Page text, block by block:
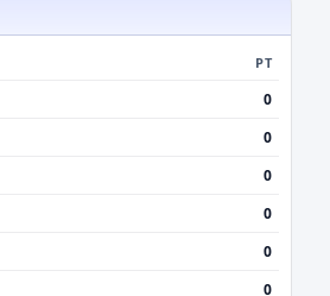
PT
0
0
0
0
0
0